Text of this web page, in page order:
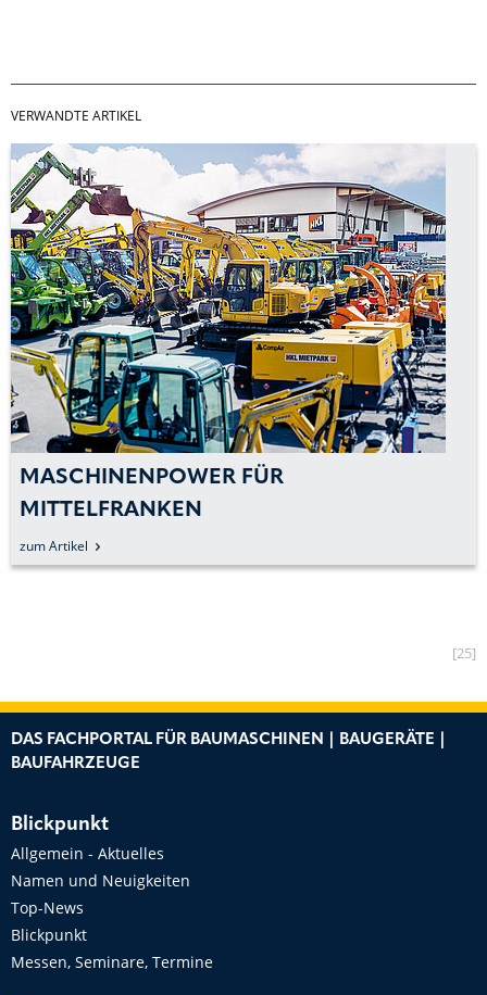
VERWANDTE ARTIKEL
MASCHINENPOWER FÜR
MITTELFRANKEN
zum Artikel
[25]
DAS FACHPORTAL FÜR BAUMASCHINEN | BAUGERÄTE |
BAUFAHRZEUGE
Blickpunkt
Allgemein - Aktuelles
Namen und Neuigkeiten
Top-News
Blickpunkt
Messen, Seminare, Termine